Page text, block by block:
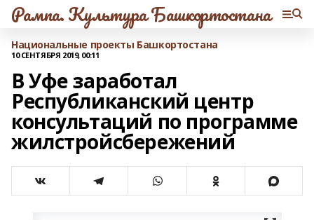
Рампа. Культура Башкортостана
Национальные проекты Башкортостана
10 СЕНТЯБРЯ 2019, 00:11
В Уфе заработал
Республиканский центр
консультаций по программе
жилстройсбережений